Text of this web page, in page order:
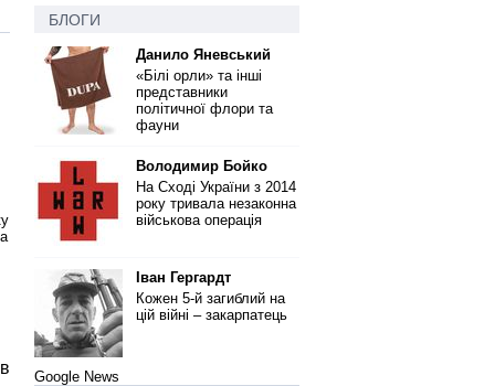
БЛОГИ
Данило Яневський
«Білі орли» та інші
представники
політичної флори та
фауни
Володимир Бойко
На Сході України з 2014
року тривала незаконна
військова операція
Іван Гергардт
Кожен 5-й загиблий на
цій війні – закарпатець
Google News